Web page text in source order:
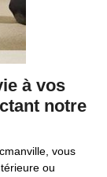
à vos
notre
vous
ou